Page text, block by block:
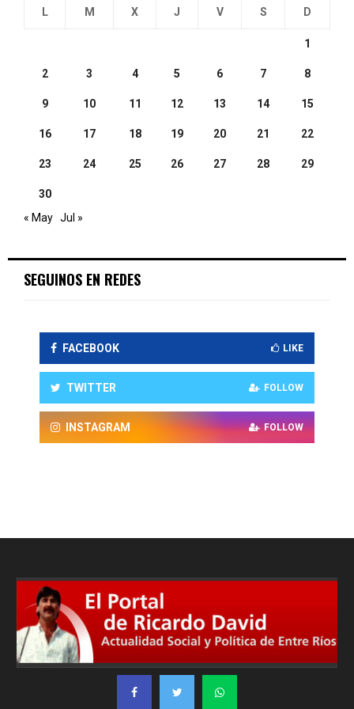
L M X J V S D
1
2 3 4 5 6 7 8
9 10 11 12 13 14 15
16 17 18 19 20 21 22
23 24 25 26 27 28 29
30
« May Jul »
SEGUINOS EN REDES
FACEBOOK LIKE
TWITTER FOLLOW
INSTAGRAM FOLLOW